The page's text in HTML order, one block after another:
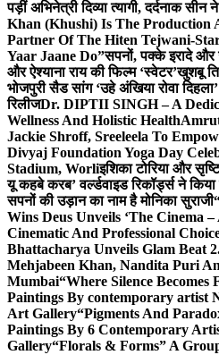
पड़ीं अभिनेत्री दिव्या त्यागी, दर्दनाक
Khan (Khushi) Is The Production
Partner Of The Hiten Tejwani-
Yaar Jaane Do”सपनों, पक्के इरादे और
और ऐश्याना राय की फिल्म ‘स्वेटर’खुशबू
भोजपुरी सैड सांग ‘उहे अंखिया रोवा
रिलीजDr. DIPTII SINGH – A
Wellness And Holistic Health
Jackie Shroff, Sreeleela To
Divyaj Foundation Yoga Day
Stadium, Worliइशिका टोरिया और
यू कहबे करब’ वर्ल्डवाइड रिकॉर्ड्स ने किया
सपनों की उड़ान का नाम है मोनिका सुराजी
Wins Deus Unveils ‘The Cinema
Cinematic And Professional
Bhattacharya Unveils Glam Beat
Mehjabeen Khan, Nandita Puri
Mumbai“Where Silence Becomes
Paintings By contemporary artist
Art Gallery“Pigments And
Paintings By 6 Contemporary
Gallery“Florals & Forms” A